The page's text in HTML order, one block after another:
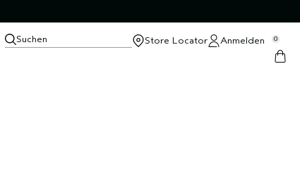
Suchen Store Locator Anmelden 0